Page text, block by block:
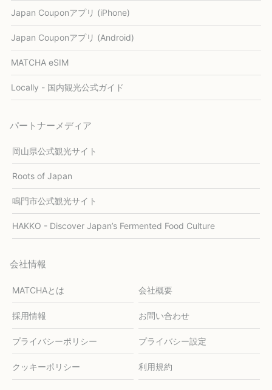
Japan Couponアプリ (iPhone)
Japan Couponアプリ (Android)
MATCHA eSIM
Locally - 国内観光公式ガイド
パートナーメディア
岡山県公式観光サイト
Roots of Japan
鳴門市公式観光サイト
HAKKO - Discover Japan’s Fermented Food Culture
会社情報
MATCHAとは 会社概要
採用情報 お問い合わせ
プライバシーポリシー プライバシー設定
クッキーポリシー 利用規約